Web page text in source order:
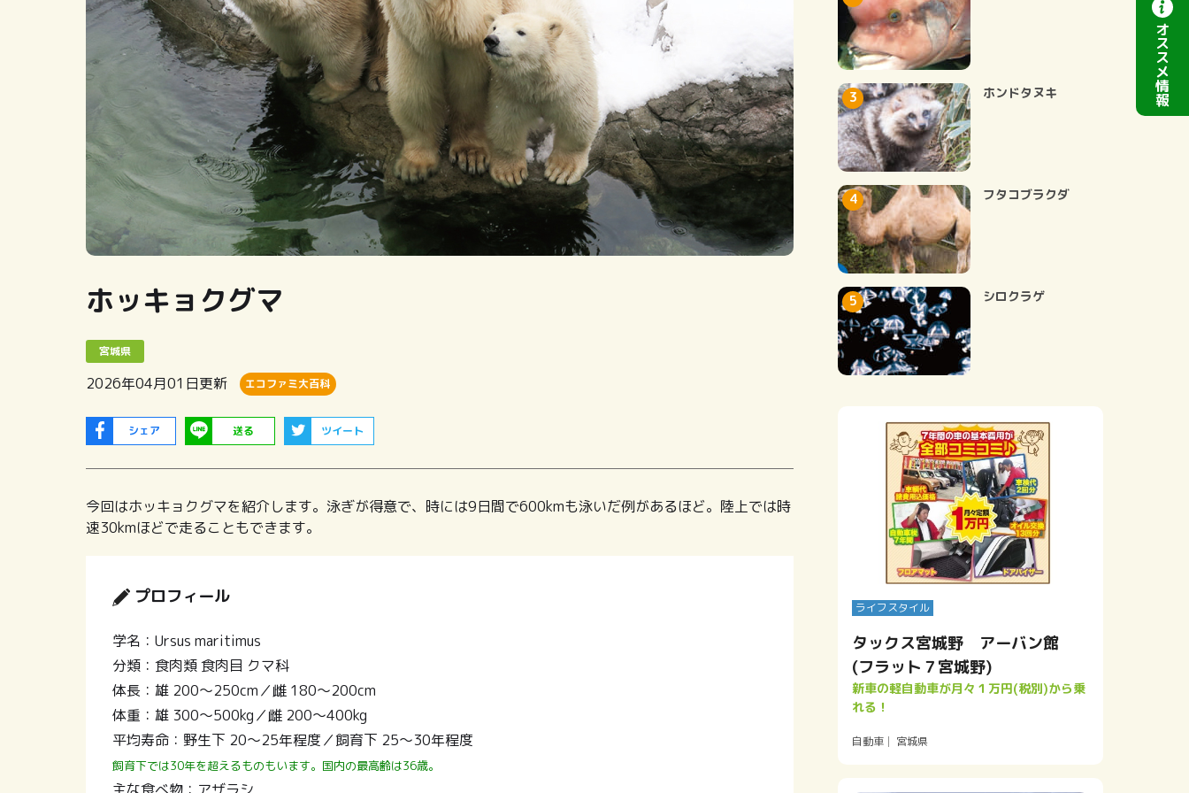
ホッキョクグマ
宮城県
2026年04月01日更新 エコファミ大百科
シェア 送る ツイート
今回はホッキョクグマを紹介します。泳ぎが得意で、時には9日間で600kmも泳いだ例があるほど。陸上では時
速30kmほどで走ることもできます。
プロフィール
学名： Ursus maritimus
分類：食肉類 食肉目 クマ科
体長：雄 200～250cm／雌 180～200cm
体重：雄 300～500kg／雌 200～400kg
平均寿命：野生下 20～25年程度／飼育下 25～30年程度
飼育下では30年を超えるものもいます。国内の最高齢は36歳。
主な食べ物：アザラシ
ホンドタヌキ
フタコブラクダ
シロクラゲ
ライフスタイル
タックス宮城野 アーバン館
(フラット７宮城野)
新車の軽自動車が月々１万円(税別)から乗
れる！
自動車 宮城県
オ
ス
ス
メ
情
報